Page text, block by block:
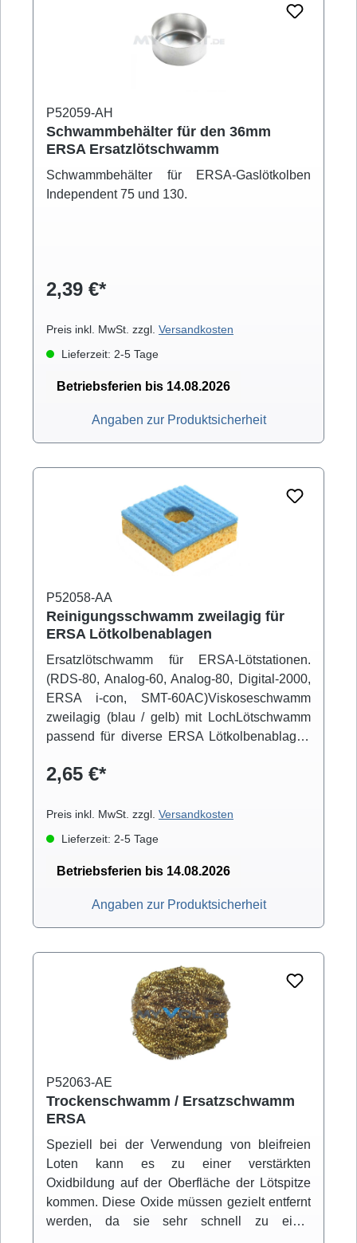
P52059-AH
Schwammbehälter für den 36mm
ERSA Ersatzlötschwamm
Schwammbehälter für ERSA-Gaslötkolben
Independent 75 und 130.
2,39 €*
Preis inkl. MwSt. zzgl. Versandkosten
Lieferzeit: 2-5 Tage
Betriebsferien bis 14.08.2026
Angaben zur Produktsicherheit
P52058-AA
Reinigungsschwamm zweilagig für
ERSA Lötkolbenablagen
Ersatzlötschwamm für ERSA-Lötstationen.
(RDS-80, Analog-60, Analog-80, Digital-2000,
ERSA i-con, SMT-60AC)Viskoseschwamm
zweilagig (blau / gelb) mit LochLötschwamm
passend für diverse ERSA Lötkolbenablagen
0A10, 0A13, 0A16, 0A24, 0A25, 0A28, 0A29,
0A43, 0A44 und 0A45
2,65 €*
Preis inkl. MwSt. zzgl. Versandkosten
Lieferzeit: 2-5 Tage
Betriebsferien bis 14.08.2026
Angaben zur Produktsicherheit
P52063-AE
Trockenschwamm / Ersatzschwamm
ERSA
Speziell bei der Verwendung von bleifreien
Loten kann es zu einer verstärkten
Oxidbildung auf der Oberfläche der Lötspitze
kommen. Diese Oxide müssen gezielt entfernt
werden, da sie sehr schnell zu einer